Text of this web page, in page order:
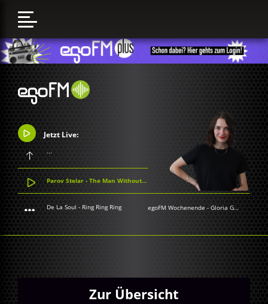
Jetzt Live:
...
Parov Stelar - The Man Without Reflection
De La Soul - Ring Ring Ring egoFM Wochenende -Gloria Grünwald
Zur Übersicht